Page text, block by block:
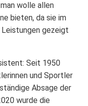
wolle allen
bieten, da sie im
gezeigt
Seit 1950
und Sportler
Absage der
wurde die